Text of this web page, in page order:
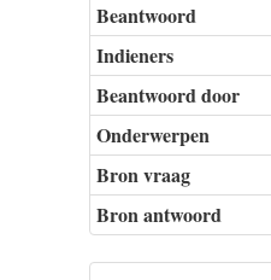
Beantwoord
Indieners
Beantwoord door
Onderwerpen
Bron vraag
Bron antwoord